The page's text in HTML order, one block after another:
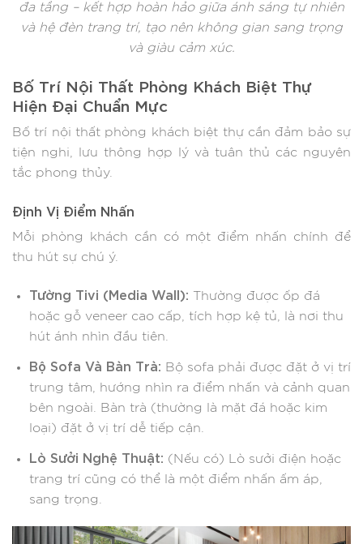
đa tầng – kết hợp hoàn hảo giữa ánh sáng tự nhiên
và hệ đèn trang trí, tạo nên không gian sang trọng
và giàu cảm xúc.
Bố Trí Nội Thất Phòng Khách Biệt Thự
Hiện Đại Chuẩn Mực
Bố trí nội thất phòng khách biệt thự cần đảm bảo sự
tiện nghi, lưu thông hợp lý và tuân thủ các nguyên
tắc phong thủy.
Định Vị Điểm Nhấn
Mỗi phòng khách cần có một điểm nhấn chính để
thu hút sự chú ý.
Tường Tivi (Media Wall): Thường được ốp đá
hoặc gỗ veneer cao cấp, tích hợp kệ tủ, là nơi thu
hút ánh nhìn đầu tiên.
Bộ Sofa Và Bàn Trà: Bộ sofa phải được đặt ở vị trí
trung tâm, hướng nhìn ra điểm nhấn và cảnh quan
bên ngoài. Bàn trà (thường là mặt đá hoặc kim
loại) đặt ở vị trí dễ tiếp cận.
Lò Sưởi Nghệ Thuật: (Nếu có) Lò sưởi điện hoặc
trang trí cũng có thể là một điểm nhấn ấm áp,
sang trọng.